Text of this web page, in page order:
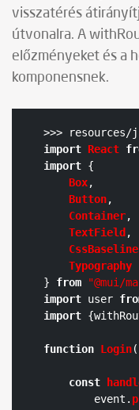
visszatérés
útvonalra. A
előzményeket és a
komponensnek.
>>> resources/
import React
import {
Box,
Button,
Container,
TextField ,
CssBaseline
Typography
} from "@mui/
import user
import
function Login(
const
        event.